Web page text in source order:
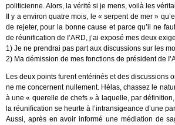
politicienne. Alors, la vérité si je mens, voilà les
Il y a environ quatre mois, le « serpent de mer »
de rejeter, pour la bonne cause et parce qu’il ne
de réunification de I’ARD, j’ai exposé mes deux
1) Je ne prendrai pas part aux discussions sur les
2) Ma démission de mes fonctions de président de
Les deux points furent entérinés et des discussions
ne me concernent nullement. Hélas, chassez le
à une « querelle de chefs » à laquelle, par
la réunification se heurte à l’intransigeance d’une
Aussi, après en avoir informé une médiation de